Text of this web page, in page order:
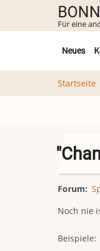
Inhalt
Für eine
Neues
Startseite
Forum
Noch nie
Beispiele: